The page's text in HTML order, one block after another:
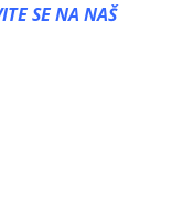
SE NA NAŠ